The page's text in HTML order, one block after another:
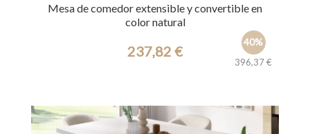
Mesa de comedor extensible y convertible en
color natural
40%
396,37 €
237,82 €